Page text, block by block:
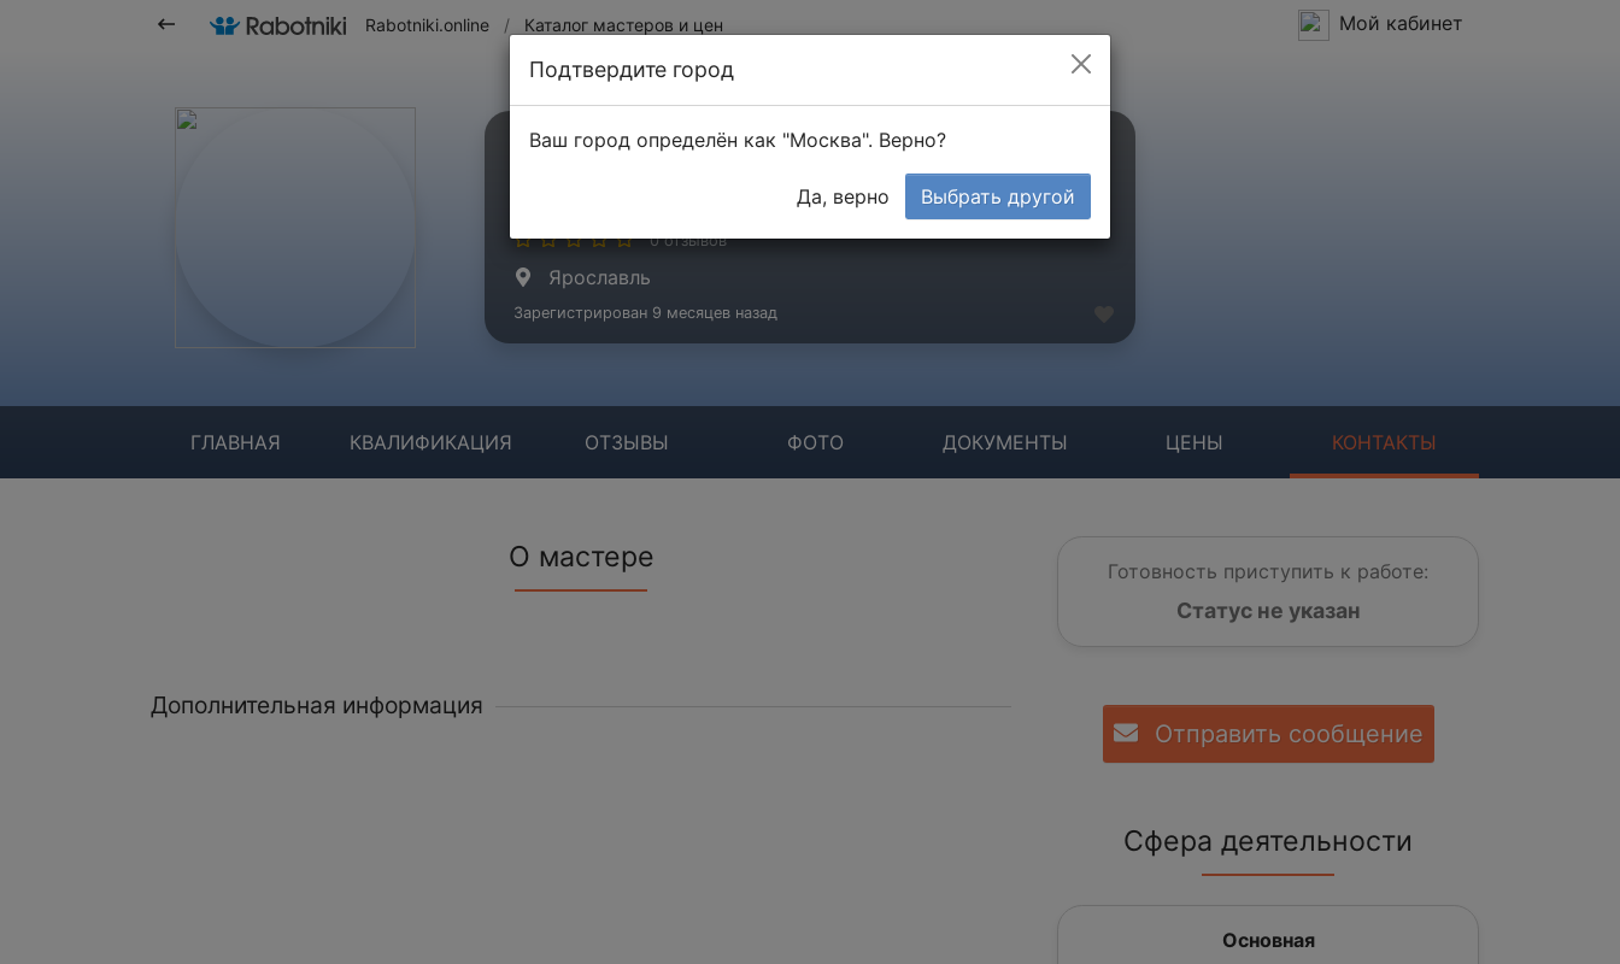
Rabotniki.online / Каталог мастеров и цен Мой кабинет
Чебан Иван
0 отзывов
Ярославль
Зарегистрирован 9 месяцев назад
ГЛАВНАЯ КВАЛИФИКАЦИЯ ОТЗЫВЫ ФОТО ДОКУМЕНТЫ ЦЕНЫ КОНТАКТЫ
О мастере
Дополнительная информация
Готовность приступить к работе:
Статус не указан
Отправить сообщение
Сфера деятельности
Основная
Подтвердите город
Ваш город определён как "Москва". Верно?
Да, верно Выбрать другой